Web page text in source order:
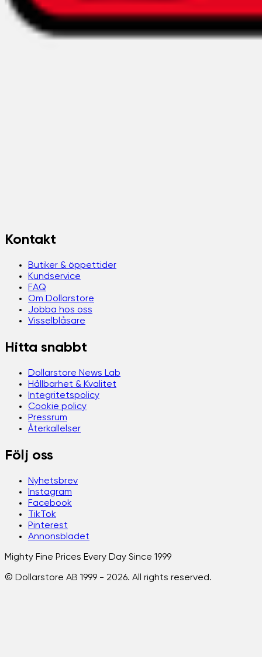
Kontakt
Butiker & öppettider
Kundservice
FAQ
Om Dollarstore
Jobba hos oss
Visselblåsare
Hitta snabbt
Dollarstore News Lab
Hållbarhet & Kvalitet
Integritetspolicy
Cookie policy
Pressrum
Återkallelser
Följ oss
Nyhetsbrev
Instagram
Facebook
TikTok
Pinterest
Annonsbladet
Mighty Fine Prices Every Day Since 1999
© Dollarstore AB 1999 - 2026. All rights reserved.